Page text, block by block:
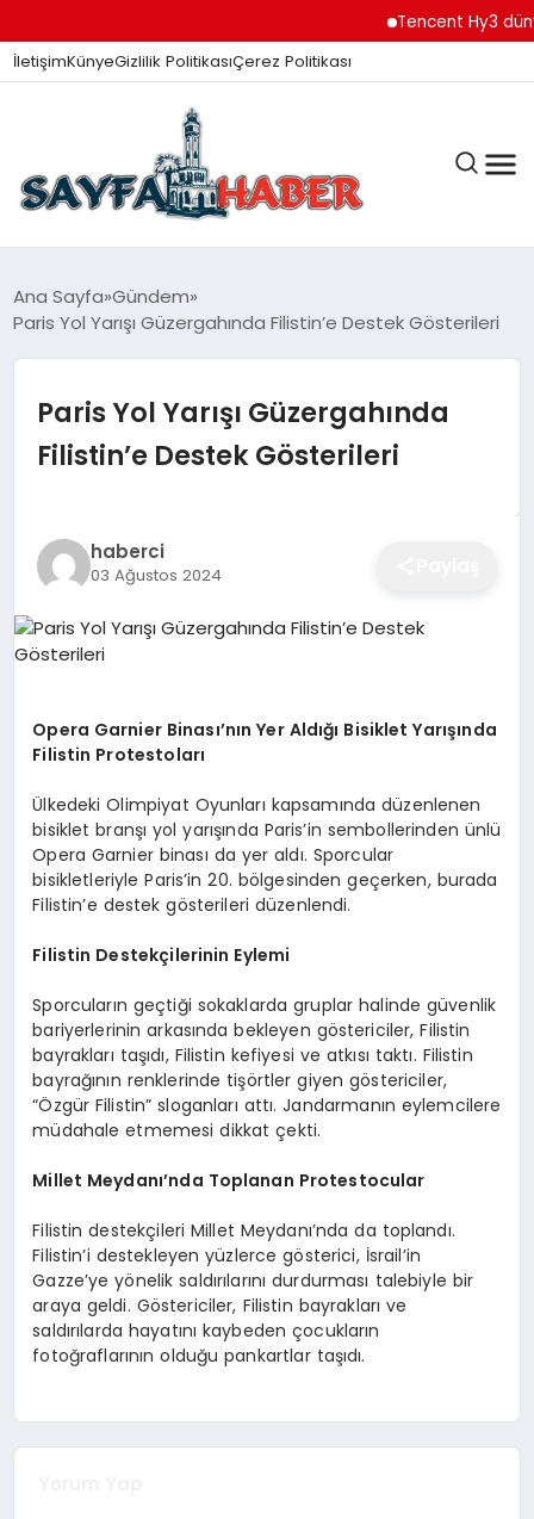
Tencent Hy3 dünya
İletişimKünyeGizlilik PolitikasıÇerez Politikası
ANA SAYFA
İZMIR HABERLERI
EĞITIM
EKONOMI
SAĞLIK
SPOR
YAŞAM
DIĞER
Ana Sayfa Gündem
Paris Yol Yarışı Güzergahında Filistin’e Destek Gösterileri
Paris Yol Yarışı Güzergahında
Filistin’e Destek Gösterileri
haberci
03 Ağustos 2024
Opera Garnier Binası’nın Yer Aldığı Bisiklet Yarışında
Filistin Protestoları
Ülkedeki Olimpiyat Oyunları kapsamında düzenlenen
bisiklet branşı yol yarışında Paris’in sembollerinden ünlü
Opera Garnier binası da yer aldı. Sporcular
bisikletleriyle Paris’in 20. bölgesinden geçerken, burada
Filistin’e destek gösterileri düzenlendi.
Filistin Destekçilerinin Eylemi
Sporcuların geçtiği sokaklarda gruplar halinde güvenlik
bariyerlerinin arkasında bekleyen göstericiler, Filistin
bayrakları taşıdı, Filistin kefiyesi ve atkısı taktı. Filistin
bayrağının renklerinde tişörtler giyen göstericiler,
“Özgür Filistin” sloganları attı. Jandarmanın eylemcilere
müdahale etmemesi dikkat çekti.
Millet Meydanı’nda Toplanan Protestocular
Filistin destekçileri Millet Meydanı’nda da toplandı.
Filistin’i destekleyen yüzlerce gösterici, İsrail’in
Gazze’ye yönelik saldırılarını durdurması talebiyle bir
araya geldi. Göstericiler, Filistin bayrakları ve
saldırılarda hayatını kaybeden çocukların
fotoğraflarının olduğu pankartlar taşıdı.